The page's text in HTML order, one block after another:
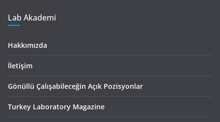
Lab Akademi
Hakkımızda
İletişim
Gönüllü Çalışabileceğin Açık Pozisyonlar
Turkey Laboratory Magazine